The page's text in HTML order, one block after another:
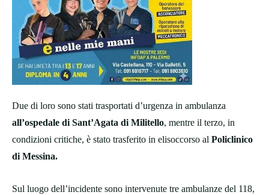
Due di loro sono stati trasportati d’urgenza in ambulanza
all’ospedale di Sant’Agata di Militello, mentre il terzo, in
condizioni critiche, è stato trasferito in elisoccorso al Policlinico
di Messina.
Sul luogo dell’incidente sono intervenute tre ambulanze del 118,